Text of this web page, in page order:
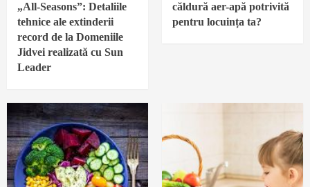
„All-Seasons”: Detaliile
tehnice ale extinderii
record de la Domeniile
Jidvei realizată cu Sun
Leader
căldură aer-apă potrivită
pentru locuința ta?